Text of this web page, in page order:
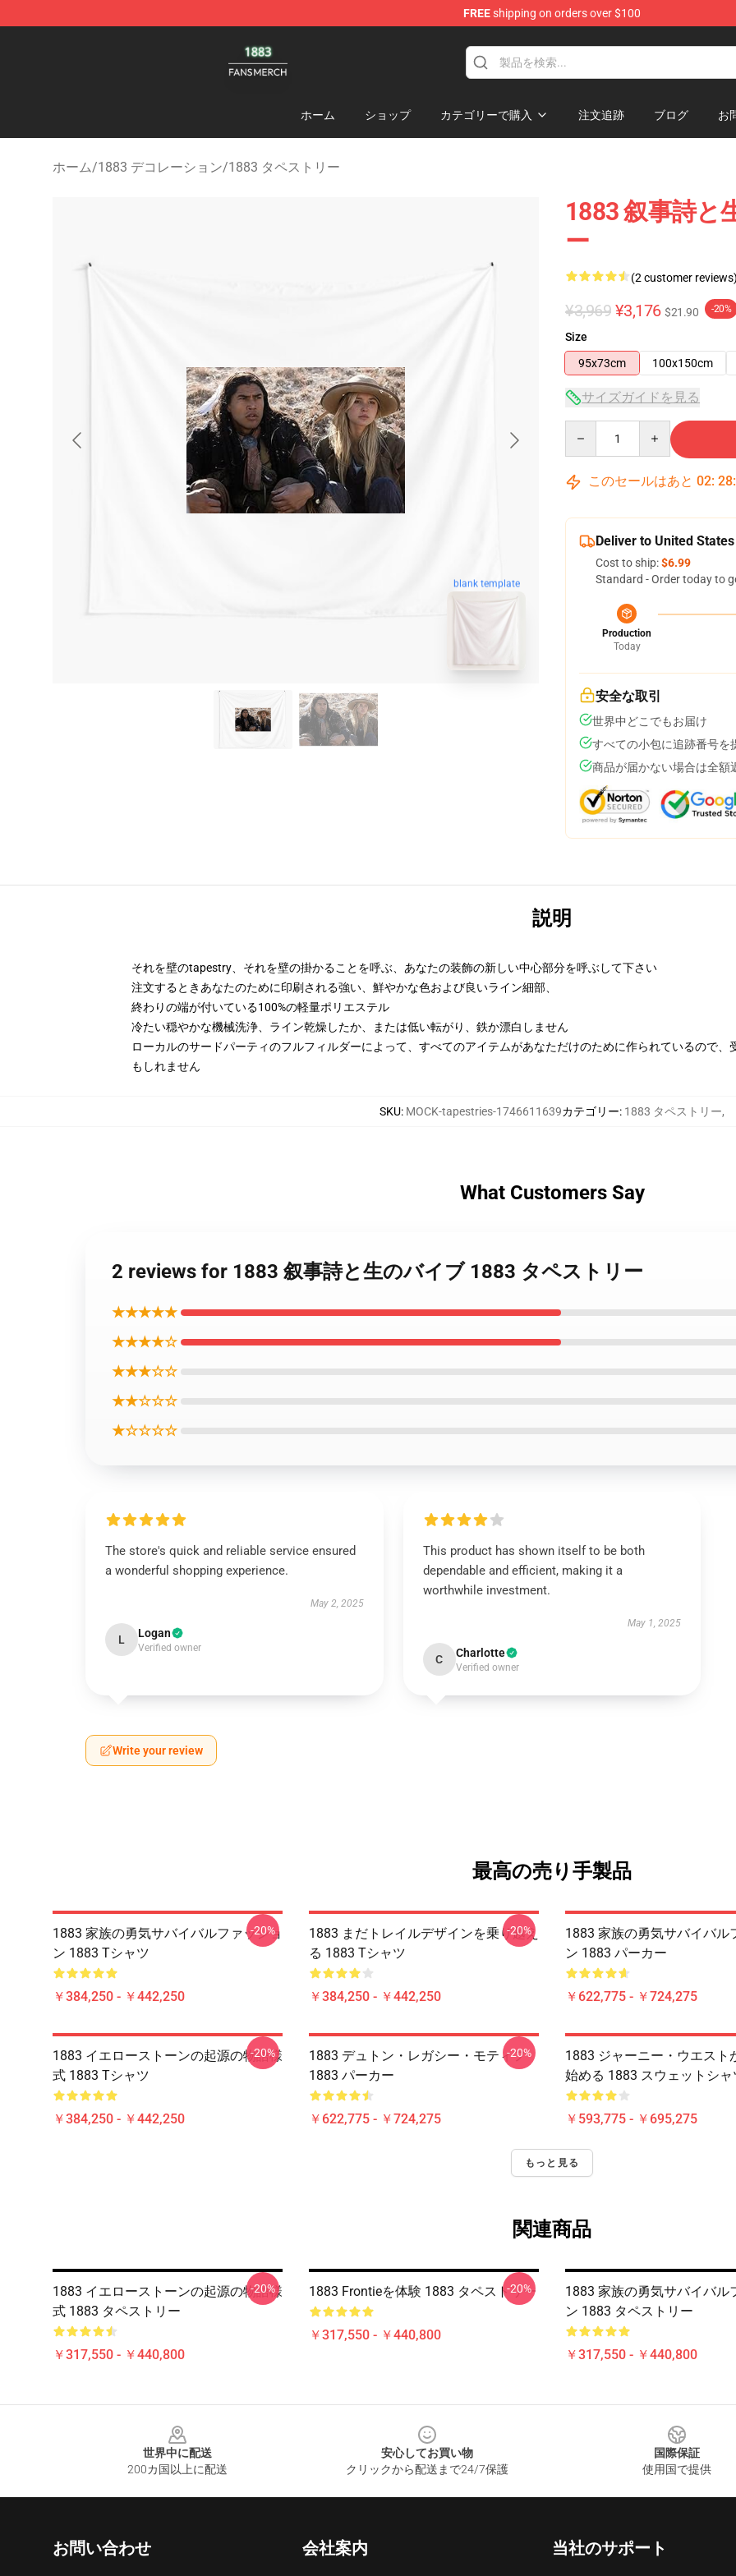
FREEshipping on orders over $100
ホーム ショップ カテゴリーで購入 注文追跡 ブログ お
ホーム/1883 デコレーション/1883 タペストリー
blank template
1883 叙事詩と
ー
(2 customer reviews)
¥3,969 ¥3,176 $21.90 -20%
Size
95x73cm
100x150cm
サイズガイドを見る
このセールはあと 02: 28:
Deliver to United States
Cost to ship:$6.99
Standard - Order today to
Production
Today
安全な取引
世界中どこでもお届け
すべての小包に追跡番号を
商品が届かない場合は全額
説明
それを壁のtapestry、それを壁の掛かることを呼ぶ、あなたの装飾の新しい中心部分を呼ぶして下さい
注文するときあなたのために印刷される強い、鮮やかな色および良いライン細部、
終わりの端が付いている100%の軽量ポリエステル
冷たい穏やかな機械洗浄、ライン乾燥したか、または低い転がり、鉄か漂白しません
ローカルのサードパーティのフルフィルダーによって、すべてのアイテムがあなただけのために作られているので
もしれません
SKU: MOCK-tapestries-1746611639カテゴリー: 1883 タペストリー,
What Customers Say
2 reviews for 1883 叙事詩と生のバイブ 1883 タペストリー
★★★★★
★★★★☆
★★★☆☆
★★☆☆☆
★☆☆☆☆
The store's quick and reliable service ensured
a wonderful shopping experience.
May 2, 2025
L Logan
Verified owner
This product has shown itself to be both
dependable and efficient, making it a
worthwhile investment.
May 1, 2025
C Charlotte
Verified owner
Write your review
最高の売り手製品
1883 家族の勇気サバイバルファッショ
ン 1883 Tシャツ
￥384,250 - ￥442,250
-20%
1883 まだトレイルデザインを乗り越え
る 1883 Tシャツ
￥384,250 - ￥442,250
-20%
1883 家族の勇気サバイバル
ン 1883 パーカー
￥622,775 - ￥724,275
1883 イエローストーンの起源の物語様
式 1883 Tシャツ
￥384,250 - ￥442,250
-20%
1883 デュトン・レガシー・モティフ
1883 パーカー
￥622,775 - ￥724,275
-20%
1883 ジャーニー・ウエスト
始める 1883 スウェットシャ
￥593,775 - ￥695,275
もっと見る
関連商品
1883 イエローストーンの起源の物語様
式 1883 タペストリー
￥317,550 - ￥440,800
-20% 1883 Frontieを体験 1883 タペストリー
￥317,550 - ￥440,800
-20%
1883 家族の勇気サバイバル
ン 1883 タペストリー
￥317,550 - ￥440,800
世界中に配送
200カ国以上に配送
安心してお買い物
クリックから配送まで24/7保護
国際保証
使用国で提供
お問い合わせ 会社案内 当社のサポート